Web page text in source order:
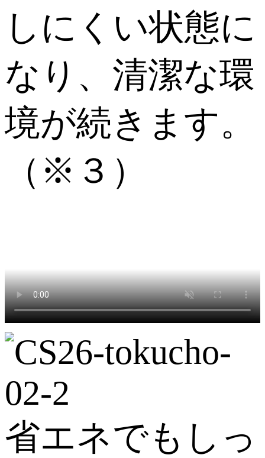
しにくい状態に
なり、清潔な環
境が続きます。
（※３）
省エネでもしっ